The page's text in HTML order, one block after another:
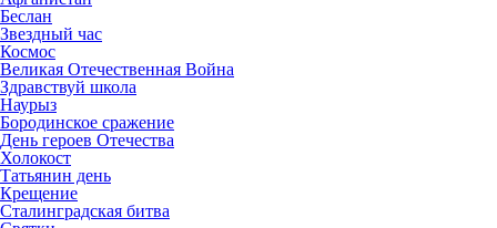
Беслан
Звездный час
Космос
Великая Отечественная Война
Здравствуй школа
Наурыз
Бородинское сражение
День героев Отечества
Холокост
Татьянин день
Крещение
Сталинградская битва